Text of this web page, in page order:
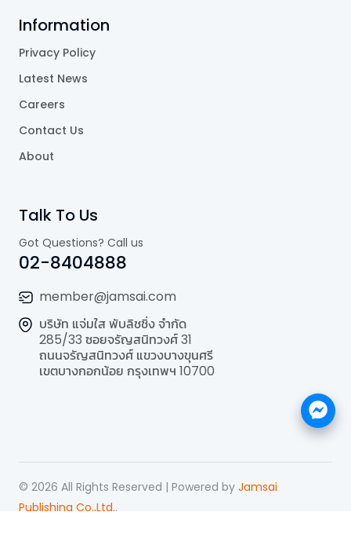
Information
Privacy Policy
Latest News
Careers
Contact Us
About
Talk To Us
Got Questions? Call us
02-8404888
member@jamsai.com
บริษัท แจ่มใส พับลิชชิ่ง จำกัด
285/33 ซอยจรัญสนิทวงศ์ 31
ถนนจรัญสนิทวงศ์ แขวงบางขุนศรี
เขตบางกอกน้อย กรุงเทพฯ 10700
© 2026 All Rights Reserved | Powered by Jamsai
Publishing Co.,Ltd..